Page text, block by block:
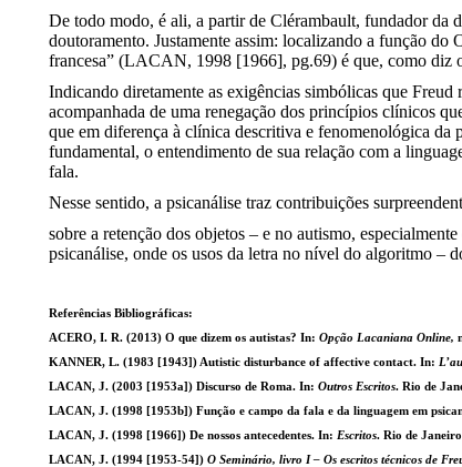
De todo modo, é ali, a partir de Clérambault, fundador da
doutoramento. Justamente assim: localizando a função
francesa” (LACAN, 1998 [1966], pg.69) é que, como diz
Indicando diretamente as exigências simbólicas que
acompanhada de uma renegação dos princípios clínicos
que em diferença à clínica descritiva e fenomenológica
fundamental, o entendimento de sua relação com a
fala.
Nesse sentido, a psicanálise traz contribuições
sobre a retenção dos objetos – e no autismo,
psicanálise, onde os usos da letra no nível do algoritmo –
Referências Bibliográficas:
ACERO, I. R. (2013) O que dizem os autistas? In: Opção Lacaniana Online,
KANNER, L. (1983 [1943]) Autistic disturbance of affective contact. In:
LACAN, J. (2003 [1953a]) Discurso de Roma. In: Outros Escritos. Rio de
LACAN, J. (1998 [1953b]) Função e campo da fala e da linguagem em
LACAN, J. (1998 [1966]) De nossos antecedentes. In: Escritos. Rio de
LACAN, J. (1994 [1953-54]) O Seminário, livro I – Os escritos técnicos de